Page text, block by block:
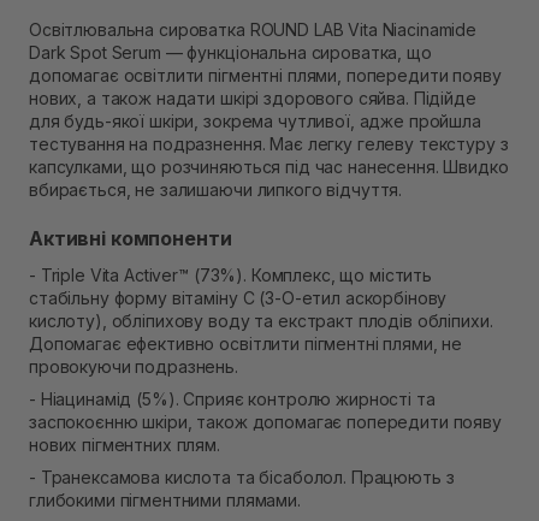
Немає в наявності!
Самовивіз м. Рівне, вул. Кулика і Гудачека 23 (ТЦ
Екватор)
Немає в наявності!
Освітлювальна сироватка ROUND LAB Vita Niacinamide
Dark Spot Serum — функціональна сироватка, що
допомагає освітлити пігментні плями, попередити появу
нових, а також надати шкірі здорового сяйва. Підійде
для будь-якої шкіри, зокрема чутливої, адже пройшла
тестування на подразнення. Має легку гелеву текстуру з
капсулками, що розчиняються під час нанесення. Швидко
вбирається, не залишаючи липкого відчуття.
Активні компоненти
- Triple Vita Activer™ (73%). Комплекс, що містить
стабільну форму вітаміну C (3-O-етил аскорбінову
кислоту), обліпихову воду та екстракт плодів обліпихи.
Допомагає ефективно освітлити пігментні плями, не
провокуючи подразнень.
- Ніацинамід (5%). Сприяє контролю жирності та
заспокоєнню шкіри, також допомагає попередити появу
нових пігментних плям.
- Транексамова кислота та бісаболол. Працюють з
глибокими пігментними плямами.